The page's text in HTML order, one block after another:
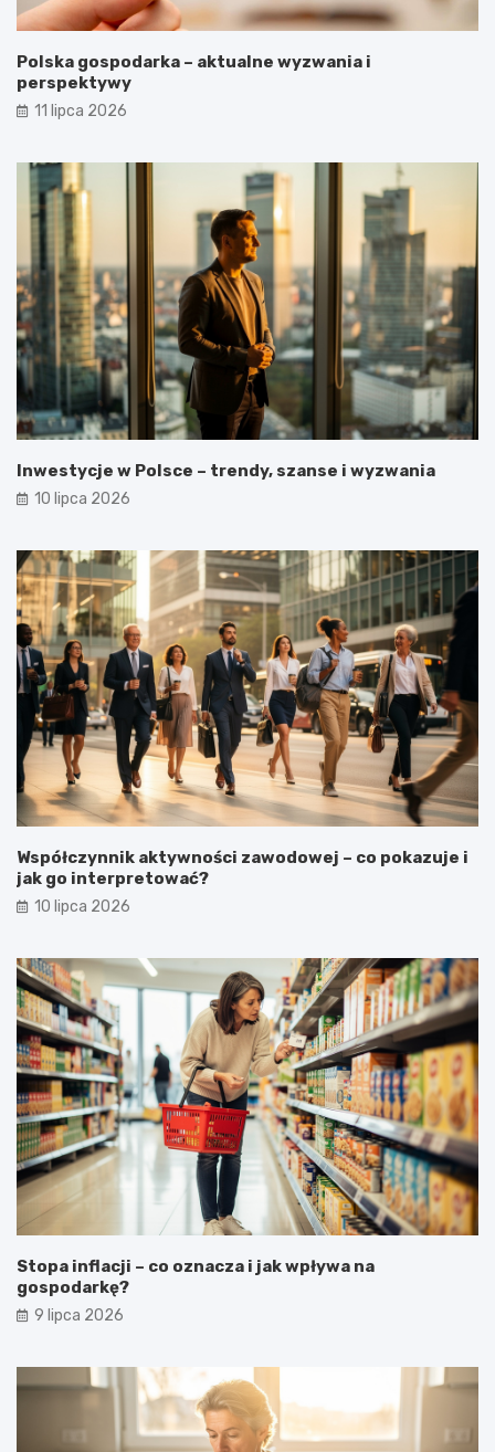
Polska gospodarka – aktualne wyzwania i
perspektywy
11 lipca 2026
Inwestycje w Polsce – trendy, szanse i wyzwania
10 lipca 2026
Współczynnik aktywności zawodowej – co pokazuje i
jak go interpretować?
10 lipca 2026
Stopa inflacji – co oznacza i jak wpływa na
gospodarkę?
9 lipca 2026